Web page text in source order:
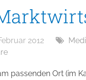
2012
passenden Ort (im